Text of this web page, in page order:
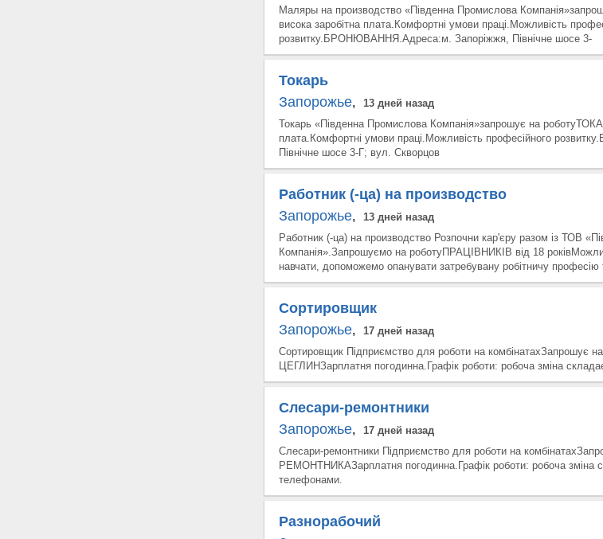
Маляры на производство «Південна Промислова
висока заробітна плата.Комфортні умови праці.Можливість
розвитку.БРОНЮВАННЯ.Адреса:м. Запоріжжя, Північне шосе 3-
Токарь
Запорожье,
13 дней назад
Токарь «Південна Промислова Компанія»запрошує на
плата.Комфортні умови праці.Можливість професійного
Північне шосе 3-Г; вул. Скворцов
Работник (-ца) на производство
Запорожье,
13 дней назад
Работник (-ца) на производство Розпочни кар'єру разом із ТОВ
Компанія».Запрошуємо на роботуПРАЦІВНИКІВ від 18
навчати, допоможемо опанувати затребувану робітничу
Сортировщик
Запорожье,
17 дней назад
Сортировщик Підприємство для роботи на
ЦЕГЛИНЗарплатня погодинна.Графік роботи: робоча зміна
Слесари-ремонтники
Запорожье,
17 дней назад
Слесари-ремонтники Підприємство для роботи на
РЕМОНТНИКАЗарплатня погодинна.Графік роботи: робоча зміна
телефонами.
Разнорабочий